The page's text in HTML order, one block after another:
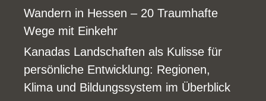
Wandern in Hessen – 20 Traumhafte
Wege mit Einkehr
Kanadas Landschaften als Kulisse für
persönliche Entwicklung: Regionen,
Klima und Bildungssystem im Überblick